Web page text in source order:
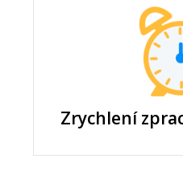
Zrychlení